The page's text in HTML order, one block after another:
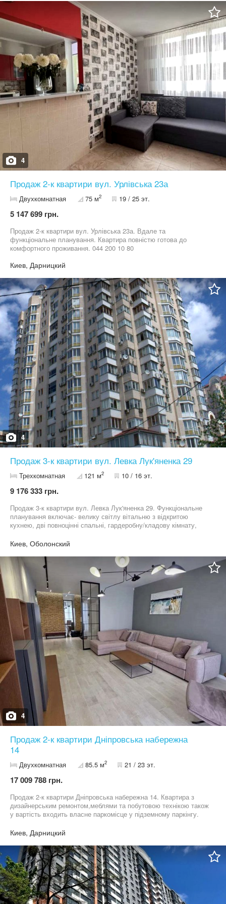
чи орендного бізнесу. Зручна інфраструктура, до метро
Дорогожичі 10 хвилин пішки. Поруч парк, зупинка громадського
транспорту. Школи, дитячі дошкільні заклади, магазини, банки,
аптеки у пішій доступності. Ціна 45000 у.о.Без комісії.
0503842286, 0975300039 Алла,
4
Продаж 2-к квартири вул. Урлівська 23а
Двухкомнатная 75 м2 19 / 25 эт.
5 147 699 грн.
Продаж 2-к квартири вул. Урлівська 23а. Вдале та
функціональне планування. Квартира повністю готова до
комфортного проживання. 044 200 10 80
Киев, Дарницкий
4
Продаж 3-к квартири вул. Левка Лук'яненка 29
Трехкомнатная 121 м2 10 / 16 эт.
9 176 333 грн.
Продаж 3-к квартири вул. Левка Лук'яненка 29. Функціональне
планування включає- велику світлу вітальню з відкритою
кухнею, дві повноцінні спальні, гардеробну/кладову кімнату,
панорамним видом на місто. 044 200 10 80
Киев, Оболонский
4
Продаж 2-к квартири Дніпровська набережна
14
Двухкомнатная 85.5 м2 21 / 23 эт.
17 009 788 грн.
Продаж 2-к квартири Дніпровська набережна 14. Квартира з
дизайнерським ремонтом,меблями та побутовою технікою також
у вартість входить власне паркомісце у підземному паркінгу.
Киев, Дарницкий